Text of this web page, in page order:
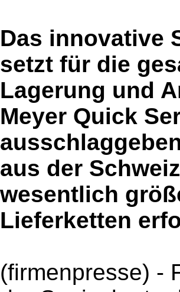
Das innovative
setzt für die
Lagerung und
Meyer Quick
aus der
wesentlich
Lieferketten
(firmenpresse) -